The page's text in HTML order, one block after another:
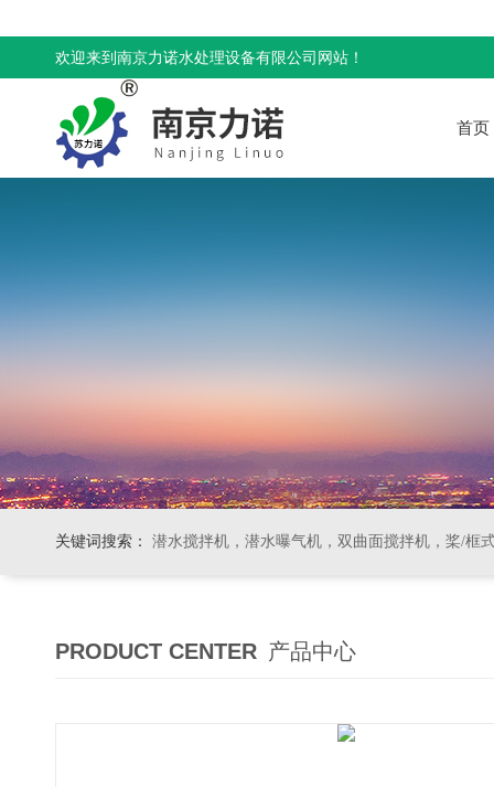
欢迎来到南京力诺水处理设备有限公司网站！
首页
关键词搜索： 潜水搅拌机，潜水曝气机，双曲面搅拌机，桨/框式搅拌
PRODUCT CENTER 产品中心